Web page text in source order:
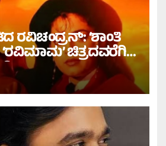
ರವಿಚಂದ್ರನ್: ‘ಶಾಂತಿ
‘ರವಿಮಾಮ’ ಚಿತ್ರದವರೆಗಿನ